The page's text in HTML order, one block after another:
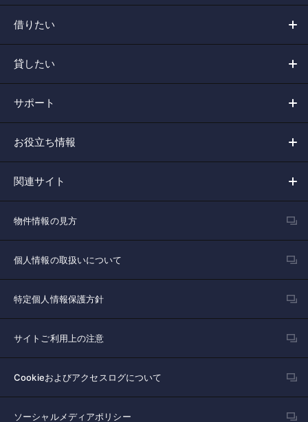
借りたい
貸したい
サポート
お役立ち情報
関連サイト
物件情報の見方
個人情報の取扱いについて
特定個人情報保護方針
サイトご利用上の注意
Cookieおよびアクセスログについて
ソーシャルメディアポリシー